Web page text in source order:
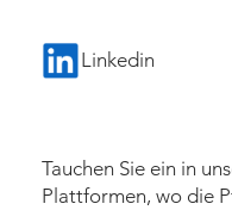
Linkedin
Tauchen Sie ein in
Plattformen, wo die